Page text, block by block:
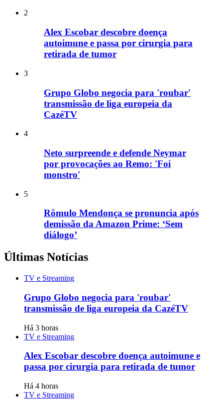
2
Alex Escobar descobre doença
autoimune e passa por cirurgia para
retirada de tumor
3
Grupo Globo negocia para 'roubar'
transmissão de liga europeia da
CazéTV
4
Neto surpreende e defende Neymar
por provocações ao Remo: 'Foi
monstro'
5
Rômulo Mendonça se pronuncia após
demissão da Amazon Prime: ‘Sem
diálogo’
Últimas Notícias
TV e Streaming
Grupo Globo negocia para 'roubar'
transmissão de liga europeia da CazéTV
Há 3 horas
TV e Streaming
Alex Escobar descobre doença autoimune e
passa por cirurgia para retirada de tumor
Há 4 horas
TV e Streaming